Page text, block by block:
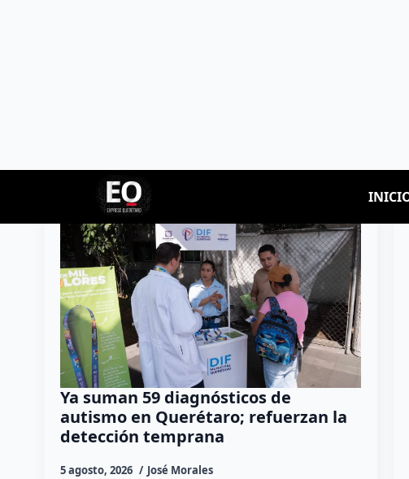
Ya suman 59 diagnósticos de
autismo en Querétaro; refuerzan la
detección temprana
5 agosto, 2026 José Morales